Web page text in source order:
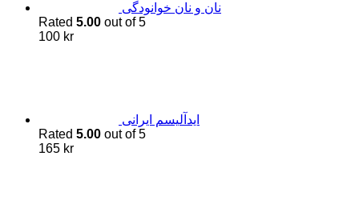
نان و نان خوانودگی
Rated 5.00 out of 5
100 kr
اید‌آلیسم ایرانی
Rated 5.00 out of 5
165 kr